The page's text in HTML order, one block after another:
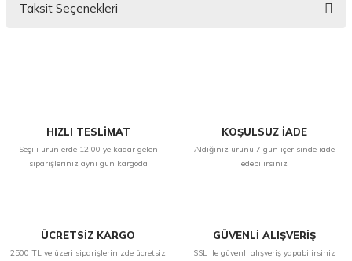
Taksit Seçenekleri
HIZLI TESLİMAT
Seçili ürünlerde 12:00 ye kadar gelen
siparişleriniz aynı gün kargoda
KOŞULSUZ İADE
Aldığınız ürünü 7 gün içerisinde iade
edebilirsiniz
ÜCRETSİZ KARGO
2500 TL ve üzeri siparişlerinizde ücretsiz
GÜVENLİ ALIŞVERİŞ
SSL ile güvenli alışveriş yapabilirsiniz